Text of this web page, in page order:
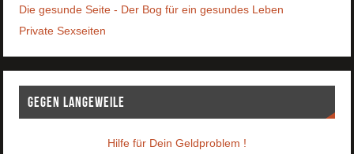
Die gesunde Seite - Der Bog für ein gesundes Leben
Private Sexseiten
Gegen Langeweile
Hilfe für Dein Geldproblem !